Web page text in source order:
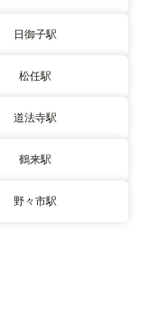
日御子駅
松任駅
道法寺駅
鶴来駅
野々市駅